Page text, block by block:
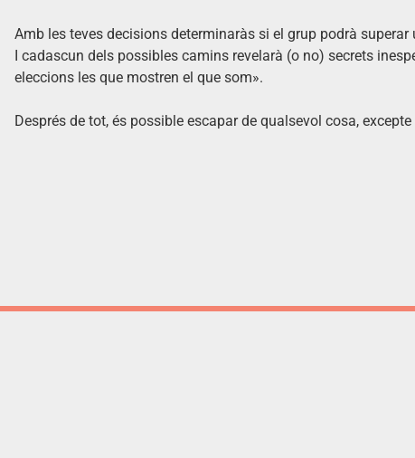
Amb les teves decisions determinaràs si el grup podrà
I cadascun dels possibles camins revelarà (o no) secrets
eleccions les que mostren el que som».
Després de tot, és possible escapar de qualsevol cosa,